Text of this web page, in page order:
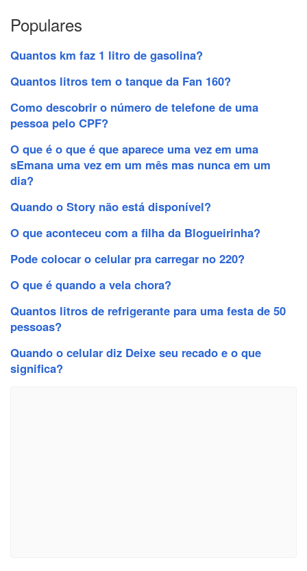
Populares
Quantos km faz 1 litro de gasolina?
Quantos litros tem o tanque da Fan 160?
Como descobrir o número de telefone de uma
pessoa pelo CPF?
O que é o que é que aparece uma vez em uma
sEmana uma vez em um mês mas nunca em um
dia?
Quando o Story não está disponível?
O que aconteceu com a filha da Blogueirinha?
Pode colocar o celular pra carregar no 220?
O que é quando a vela chora?
Quantos litros de refrigerante para uma festa de 50
pessoas?
Quando o celular diz Deixe seu recado e o que
significa?